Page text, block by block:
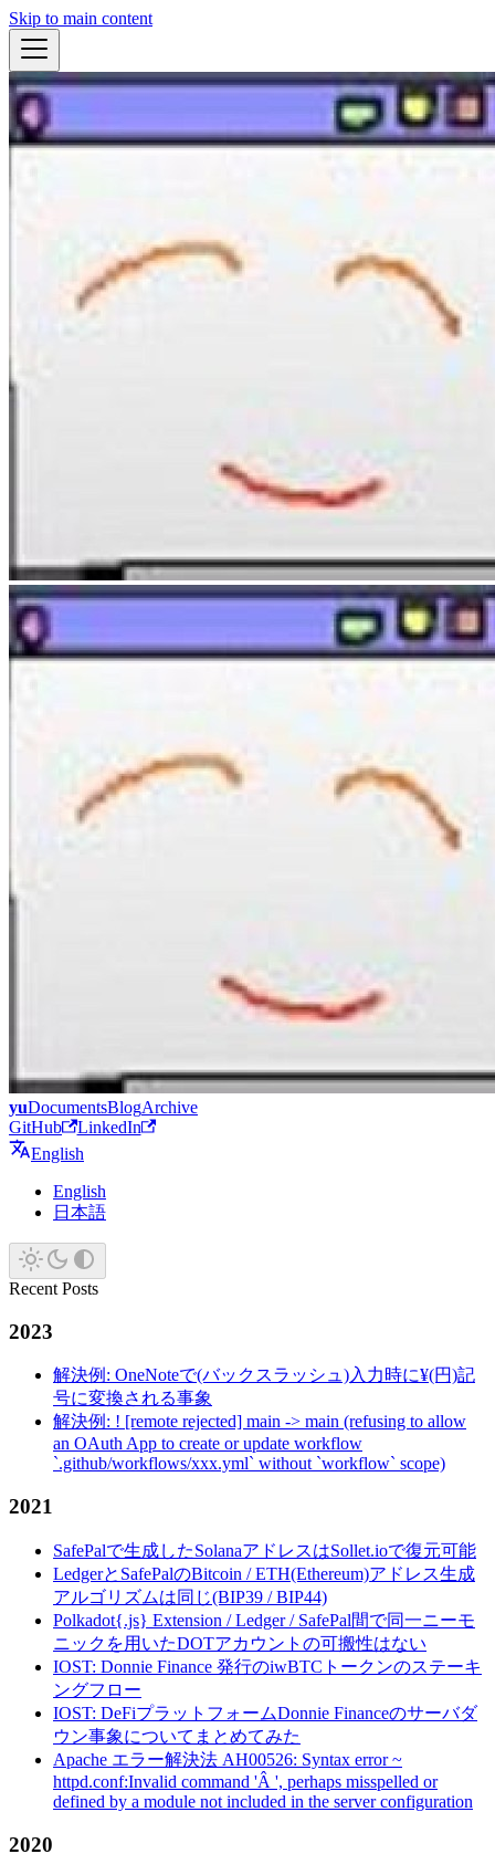
Skip to main content
yuDocumentsBlogArchive
GitHub
LinkedIn
English
English
日本語
Recent Posts
2023
解決例: OneNoteで(バックスラッシュ)入力時に¥(円)記
号に変換される事象
解決例: ! [remote rejected] main -> main (refusing to allow
an OAuth App to create or update workflow
`.github/workflows/xxx.yml` without `workflow` scope)
2021
SafePalで生成したSolanaアドレスはSollet.ioで復元可能
LedgerとSafePalのBitcoin / ETH(Ethereum)アドレス生成
アルゴリズムは同じ(BIP39 / BIP44)
Polkadot{.js} Extension / Ledger / SafePal間で同一ニーモ
ニックを用いたDOTアカウントの可搬性はない
IOST: Donnie Finance 発行のiwBTCトークンのステーキ
ングフロー
IOST: DeFiプラットフォームDonnie Financeのサーバダ
ウン事象についてまとめてみた
Apache エラー解決法 AH00526: Syntax error ~
httpd.conf:Invalid command 'Â ', perhaps misspelled or
defined by a module not included in the server configuration
2020